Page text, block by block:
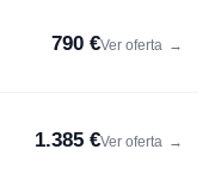
790 €Ver oferta →
1.385 €Ver oferta →